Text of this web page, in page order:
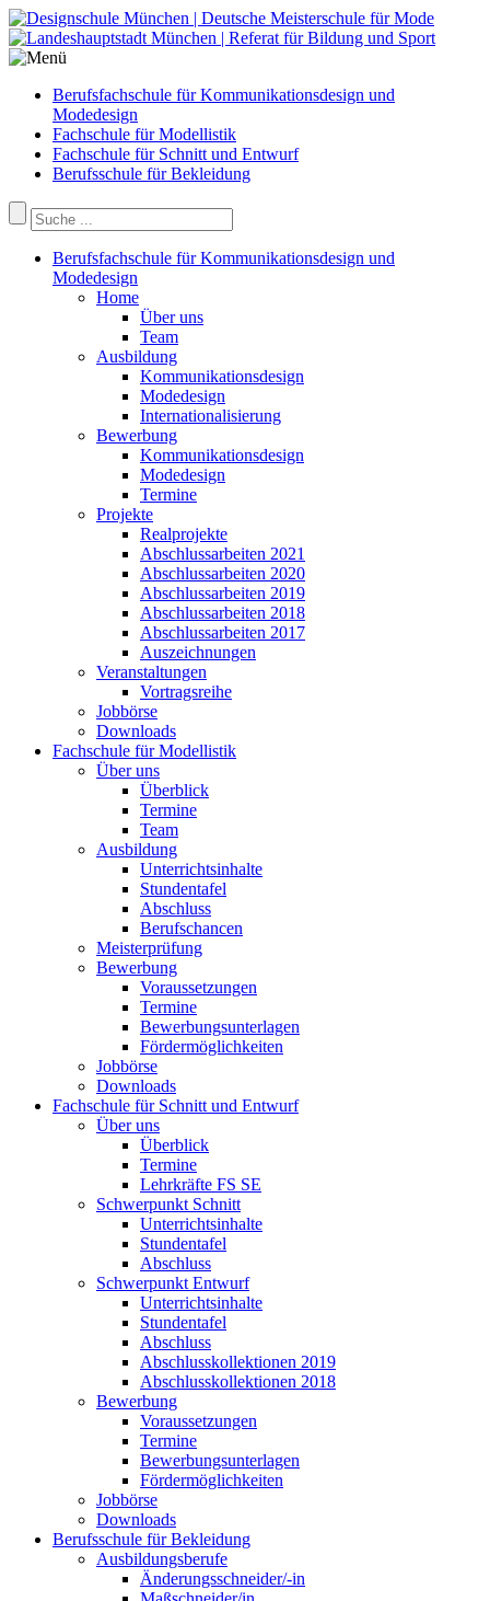
Berufsfachschule für Kommunikationsdesign und
Modedesign
Fachschule für Modellistik
Fachschule für Schnitt und Entwurf
Berufsschule für Bekleidung
Berufsfachschule für Kommunikationsdesign und
Modedesign
Home
Über uns
Team
Ausbildung
Kommunikationsdesign
Modedesign
Internationalisierung
Bewerbung
Kommunikationsdesign
Modedesign
Termine
Projekte
Realprojekte
Abschlussarbeiten 2021
Abschlussarbeiten 2020
Abschlussarbeiten 2019
Abschlussarbeiten 2018
Abschlussarbeiten 2017
Auszeichnungen
Veranstaltungen
Vortragsreihe
Jobbörse
Downloads
Fachschule für Modellistik
Über uns
Überblick
Termine
Team
Ausbildung
Unterrichtsinhalte
Stundentafel
Abschluss
Berufschancen
Meisterprüfung
Bewerbung
Voraussetzungen
Termine
Bewerbungsunterlagen
Fördermöglichkeiten
Jobbörse
Downloads
Fachschule für Schnitt und Entwurf
Über uns
Überblick
Termine
Lehrkräfte FS SE
Schwerpunkt Schnitt
Unterrichtsinhalte
Stundentafel
Abschluss
Schwerpunkt Entwurf
Unterrichtsinhalte
Stundentafel
Abschluss
Abschlusskollektionen 2019
Abschlusskollektionen 2018
Bewerbung
Voraussetzungen
Termine
Bewerbungsunterlagen
Fördermöglichkeiten
Jobbörse
Downloads
Berufsschule für Bekleidung
Ausbildungsberufe
Änderungsschneider/-in